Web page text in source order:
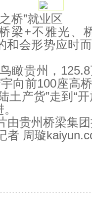
桥”就业区
梁+不雅光、
会形势应时
瞰贵州，
向前100座高
土产货”走到“
由贵州桥梁集
者 周璇